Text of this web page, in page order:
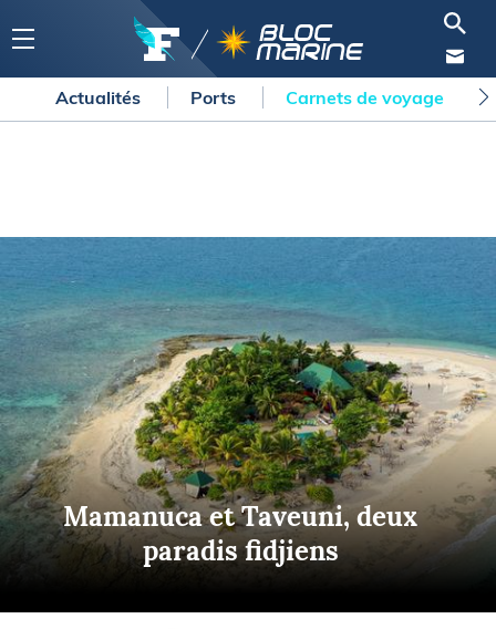
Actualités Ports Carnets de voyage
Mamanuca et Taveuni, deux
paradis fidjiens